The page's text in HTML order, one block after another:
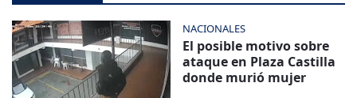
NACIONALES
El posible motivo sobre
ataque en Plaza Castilla
donde murió mujer